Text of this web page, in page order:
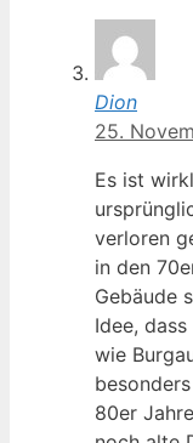
Dion
25.
Es ist
verloren
in den
Gebäude
Idee,
wie
80er